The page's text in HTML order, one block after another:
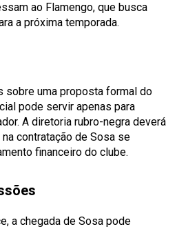
ao Flamengo, que busca
a próxima temporada.
sobre uma proposta formal do
pode servir apenas para
A diretoria rubro-negra deverá
contratação de Sosa se
financeiro do clube.
a chegada de Sosa pode